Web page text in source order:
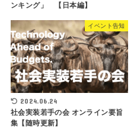
ンキング」 【日本編】
イベント告知
2024.06.24
社会実装若手の会 オンライン要旨
集【随時更新】